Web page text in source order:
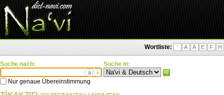
Wortliste: ' A Ä E F H
Suche nach:
ä ì
Nur genaue Übereinstimmung
Suche in: